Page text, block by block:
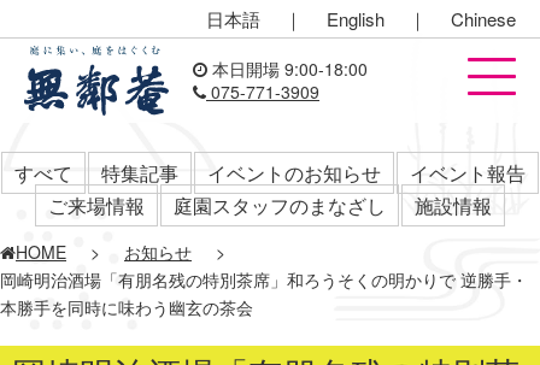
日本語 ｜ English ｜ Chinese
本日開場 9:00-18:00
075-771-3909
すべて 特集記事 イベントのお知らせ
イベント報告
ご来場情報
庭園スタッフのまなざし 施設情報
HOME > お知らせ
>
岡崎明治酒場「有朋名残の特別茶席」和ろうそくの明かりで 逆勝手・
本勝手を同時に味わう幽玄の茶会